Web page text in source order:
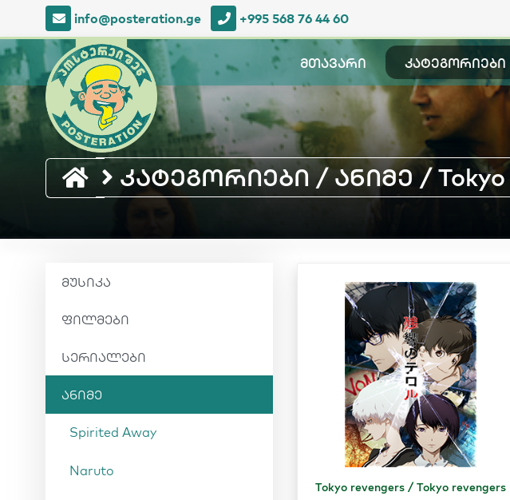
info@posteration.ge +995 568 76 44 60
მთავარი კატეგორიები
კატეგორიები / ანიმე / Tokyo
მუსიკა
ფილმები
სერიალები
ანიმე
Spirited Away
Naruto
Tokyo revengers / Tokyo revengers